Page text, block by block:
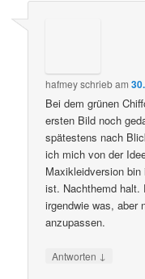
hafmeyschriebam
Bei dem grünen
ersten Bild noch
spätestens nach
ich mich von der
Maxikleidversion
ist. Nachthemd halt.
irgendwie was, aber
anzupassen.
Antworten ↓